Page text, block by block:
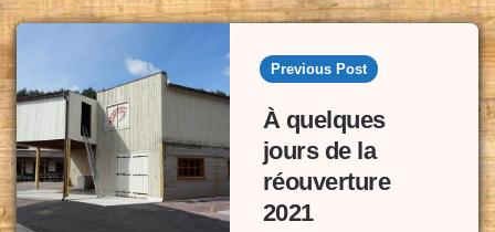
Post
navigation
Previous Post
À quelques
jours de la
réouverture
2021